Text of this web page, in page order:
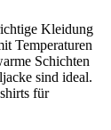
Kleidung
Temperaturen
Schichten
sind ideal.
für